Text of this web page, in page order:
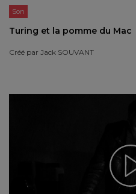
Son
Turing et la pomme du Mac
Créé par Jack SOUVANT